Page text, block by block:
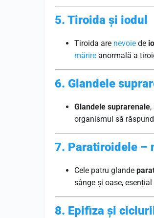
5. Tiroida și iodul
Tiroida are nevoie de
mărire anormală a
6. Glandele
Glandele suprarenale
organismul să
7. Paratiroidele –
Cele patru glande
sânge și oase,
8. Epifiza și